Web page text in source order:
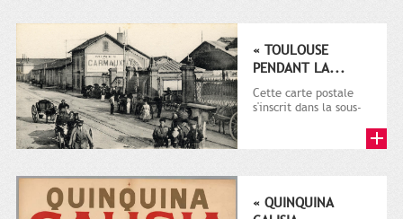
« TOULOUSE
PENDANT LA...
Cette carte postale
s'inscrit dans la sous-
plusieurs milliers de...
« QUINQUINA